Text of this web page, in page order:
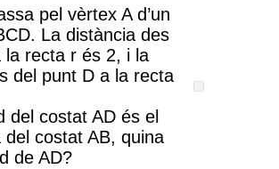
pel vèrtex A d’un
La distància des
la recta r és 2, i la
del punt D a la recta
del costat AD és el
del costat AB, quina
de AD?